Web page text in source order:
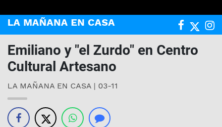
LA MAÑANA EN CASA
Emiliano y "el Zurdo" en Centro
Cultural Artesano
LA MAÑANA EN CASA | 03-11